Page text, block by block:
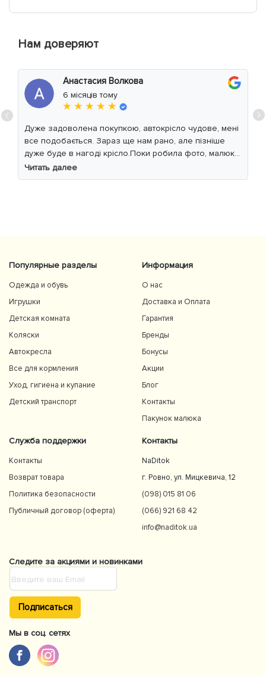
Нам доверяют
Анастасия Волкова
6 місяців тому
★ ★ ★ ★ ★
Дуже задоволена покупкою, автокрісло чудове, мені
все подобається. Зараз ще нам рано, але пізніше
дуже буде в нагоді крісло.Поки робила фото, малюк
уважно читав інструкцію 😁
Читать далее
Популярные разделы
Одежда и обувь
Игрушки
Детская комната
Коляски
Автокресла
Все для кормления
Уход, гигиена и купание
Детский транспорт
Информация
О нас
Доставка и Оплата
Гарантия
Бренды
Бонусы
Акции
Блог
Контакты
Пакунок малюка
Служба поддержки
Контакты
Возврат товара
Политика безопасности
Публичный договор (оферта)
Контакты
NaDitok
г. Ровно, ул. Мицкевича, 12
(098) 015 81 06
(066) 921 68 42
info@naditok.ua
Следите за акциями и новинками
Подписаться
Мы в соц. сетях